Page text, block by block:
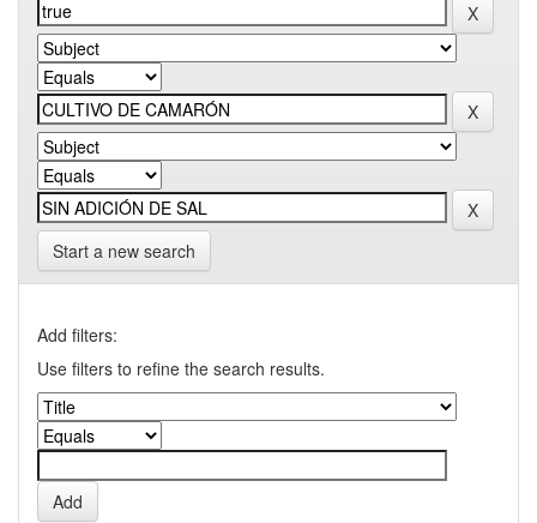
Start a new search
Add filters:
Use filters to refine the search results.